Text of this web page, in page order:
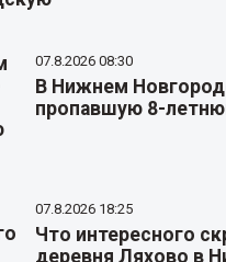
07.8.2026 08:30
В Нижнем
пропавшую 8-
07.8.2026 18:25
Что интересного
деревня Ляхово в